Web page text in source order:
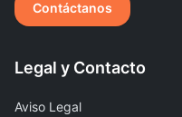
Contáctanos
Legal y Contacto
Aviso Legal